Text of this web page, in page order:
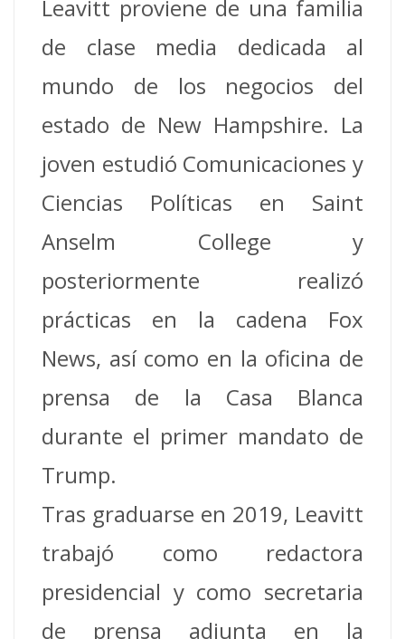
Leavitt proviene de una familia
de clase media dedicada al
mundo de los negocios del
estado de New Hampshire. La
joven estudió Comunicaciones y
Ciencias Políticas en Saint
Anselm College y
posteriormente realizó
prácticas en la cadena Fox
News, así como en la oficina de
prensa de la Casa Blanca
durante el primer mandato de
Trump.
Tras graduarse en 2019, Leavitt
trabajó como redactora
presidencial y como secretaria
de prensa adjunta en la